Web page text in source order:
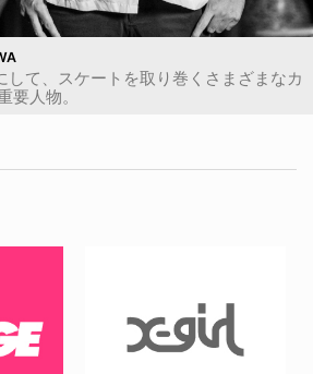
して、スケートを取り巻くさまざまなカ
要人物。